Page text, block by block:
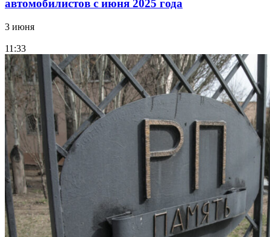
автомобилистов с июня 2025 года
3 июня
11:33